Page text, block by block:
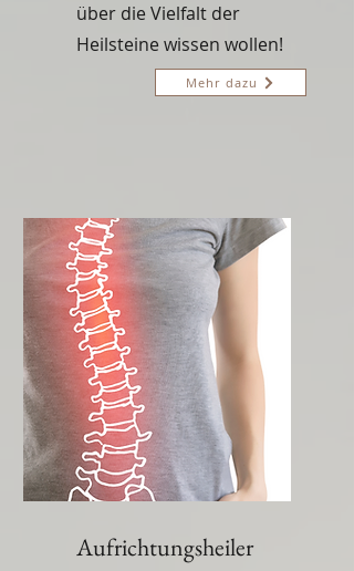
über die Vielfalt der
Heilsteine wissen wollen!
Mehr dazu
Aufrichtungsheiler